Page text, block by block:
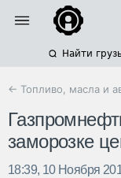
Найти
← Топливо, масла и
заморозке
18:39, 10 Ноября